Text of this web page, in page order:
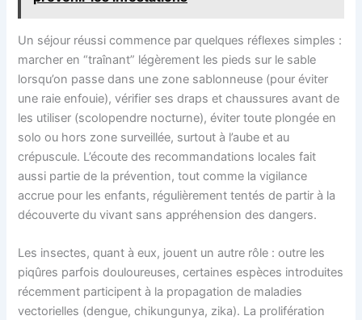
Un séjour réussi commence par quelques réflexes simples :
marcher en “traînant” légèrement les pieds sur le sable
lorsqu’on passe dans une zone sablonneuse (pour éviter
une raie enfouie), vérifier ses draps et chaussures avant de
les utiliser (scolopendre nocturne), éviter toute plongée en
solo ou hors zone surveillée, surtout à l’aube et au
crépuscule. L’écoute des recommandations locales fait
aussi partie de la prévention, tout comme la vigilance
accrue pour les enfants, régulièrement tentés de partir à la
découverte du vivant sans appréhension des dangers.
Les insectes, quant à eux, jouent un autre rôle : outre les
piqûres parfois douloureuses, certaines espèces introduites
récemment participent à la propagation de maladies
vectorielles (dengue, chikungunya, zika). La prolifération